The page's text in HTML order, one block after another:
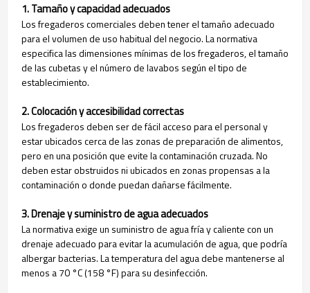
1. Tamaño y capacidad adecuados
Los fregaderos comerciales deben tener el tamaño adecuado
para el volumen de uso habitual del negocio. La normativa
especifica las dimensiones mínimas de los fregaderos, el tamaño
de las cubetas y el número de lavabos según el tipo de
establecimiento.
2. Colocación y accesibilidad correctas
Los fregaderos deben ser de fácil acceso para el personal y
estar ubicados cerca de las zonas de preparación de alimentos,
pero en una posición que evite la contaminación cruzada. No
deben estar obstruidos ni ubicados en zonas propensas a la
contaminación o donde puedan dañarse fácilmente.
3. Drenaje y suministro de agua adecuados
La normativa exige un suministro de agua fría y caliente con un
drenaje adecuado para evitar la acumulación de agua, que podría
albergar bacterias. La temperatura del agua debe mantenerse al
menos a 70 °C (158 °F) para su desinfección.